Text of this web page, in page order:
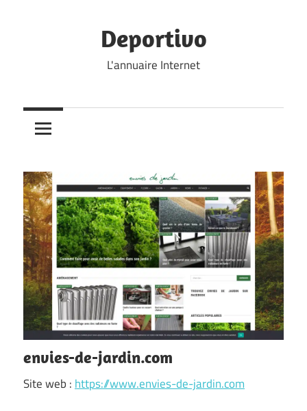
Deportivo
L'annuaire Internet
envies-de-jardin.com
Site web : https://www.envies-de-jardin.com